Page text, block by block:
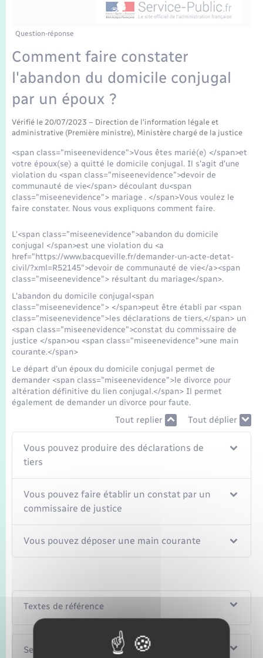
Etat-civil - Papiers - Citoyenneté
Mariage – PACS
Parrainage civil
Recensement
Loisirs
Nouvel habitant
Numérique
Organisation d’événement
Sécurité - Prévention
Seniors
Transports
Transports scolaires
Voirie et espace public
Travaux - Autorisation d’occupation de l’espace
Compétences
Plan interactif
Présentation de la commune
Publications
La Communauté de communes
Question-réponse
Comment faire constater
l'abandon du domicile conjugal
par un époux ?
Vérifié le 20/07/2023 – Direction de l'information légale et
administrative (Première ministre), Ministère chargé de la justice
<span class="miseenevidence">Vous êtes marié(e) </span>et
votre époux(se) a quitté le domicile conjugal. Il s'agit d'une
violation du <span class="miseenevidence">devoir de
communauté de vie</span> découlant du<span
class="miseenevidence"> mariage . </span>Vous voulez le
faire constater. Nous vous expliquons comment faire.
L'<span class="miseenevidence">abandon du domicile
conjugal </span>est une violation du <a
href="https://www.bacqueville.fr/demander-un-acte-detat-
civil/?xml=R52145">devoir de communauté de vie</a><span
class="miseenevidence"> résultant du mariage</span>.
L'abandon du domicile conjugal<span
class="miseenevidence"> </span>peut être établi par <span
class="miseenevidence">les déclarations de tiers,</span> un
<span class="miseenevidence">constat du commissaire de
justice </span>ou <span class="miseenevidence">une main
courante.</span>
Le départ d'un époux du domicile conjugal permet de
demander <span class="miseenevidence">le divorce pour
altération définitive du lien conjugal.</span> Il permet
également de demander un divorce pour faute.
Tout replier Tout déplier
Vous pouvez produire des déclarations de
tiers
Vous pouvez faire établir un constat par un
commissaire de justice
Vous pouvez déposer une main courante
Textes de référence
Services en ligne et formulaires